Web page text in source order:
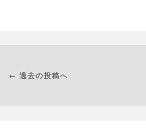
← 過去の投稿へ